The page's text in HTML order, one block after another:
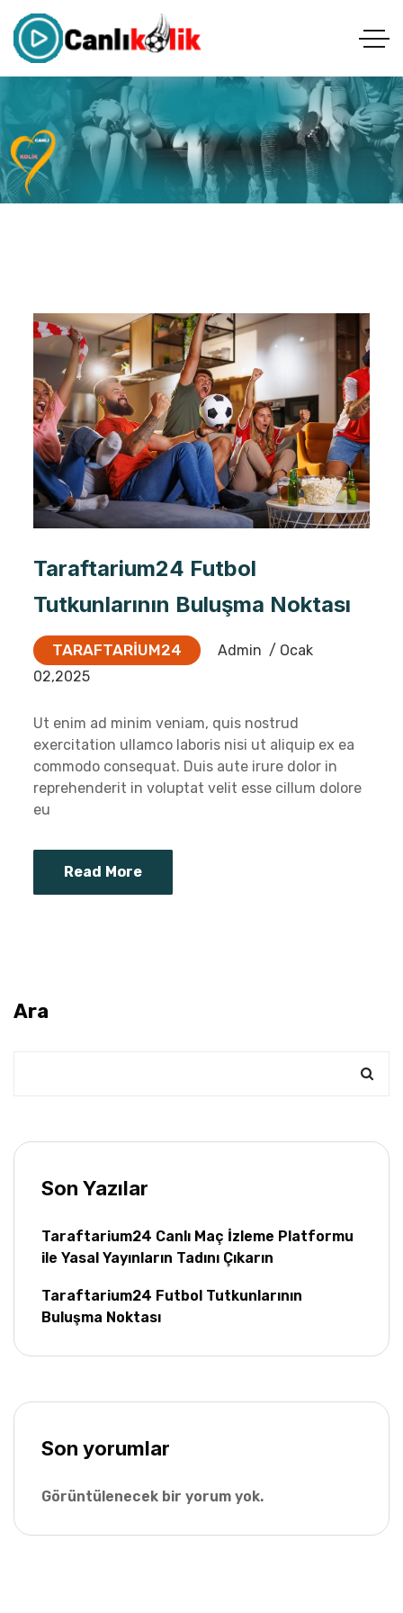
Taraftarium24 Futbol
Tutkunlarının Buluşma Noktası
TARAFTARIUM24 Admin / Ocak
02,2025
Ut enim ad minim veniam, quis nostrud
exercitation ullamco laboris nisi ut aliquip ex ea
commodo consequat. Duis aute irure dolor in
reprehenderit in voluptat velit esse cillum dolore
eu
Read More
Ara
Son Yazılar
Taraftarium24 Canlı Maç İzleme Platformu
ile Yasal Yayınların Tadını Çıkarın
Taraftarium24 Futbol Tutkunlarının
Buluşma Noktası
Son yorumlar
Görüntülenecek bir yorum yok.